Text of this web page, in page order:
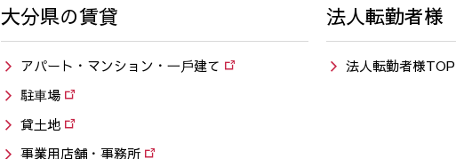
大分県の賃貸
アパート・マンション・⼀⼾建て
駐⾞場
貸土地
事業用店舗・事務所
法人転勤者様
法人転勤者様TOP